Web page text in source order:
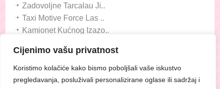
Cijenimo vašu privatnost
Koristimo kolačiće kako bismo poboljšali vaše iskustvo
pregledavanja, posluživali personalizirane oglase ili sadržaj i
Zadovoljne Tarcalau Ji..
Taxi Motive Force Las ..
Kamionet Kućnog Izazo..
Duo Ball Journey
Tiny Race - Automobils..